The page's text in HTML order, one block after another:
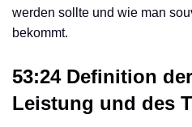
werden sollte und wie man
bekommt.
53:24 Definition
Leistung und des